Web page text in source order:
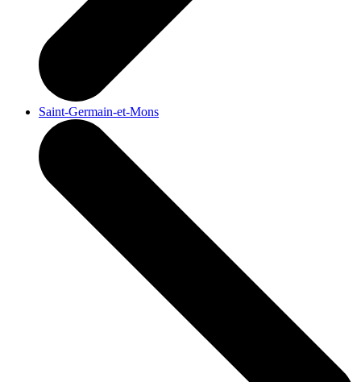
Saint-Germain-et-Mons